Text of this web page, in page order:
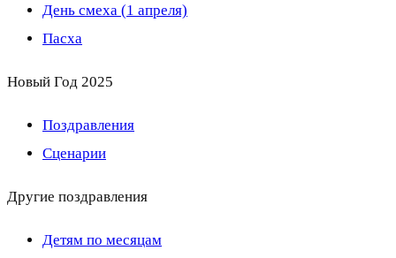
День смеха (1 апреля)
Пасха
Новый Год 2025
Поздравления
Сценарии
Другие поздравления
Детям по месяцам